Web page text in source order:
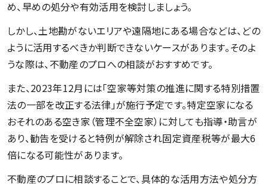
め、早めの処分や有効活用を検討しましょう。
しかし、土地勘がないエリアや遠隔地にある場合などは、どの
ように活用するべきか判断できないケースがあります。そのよ
うな際は、不動産のプロへの相談がおすすめです。
また、2023年12月には「空家等対策の推進に関する特別措置
法の一部を改正する法律」が施行予定です。特定空家になる
おそれのある空き家（管理不全空家）に対しても指導・助言が
あり、勧告を受けると特例が解除され固定資産税等が最大6
倍になる可能性があります。
不動産のプロに相談することで、具体的な活用方法や処分方